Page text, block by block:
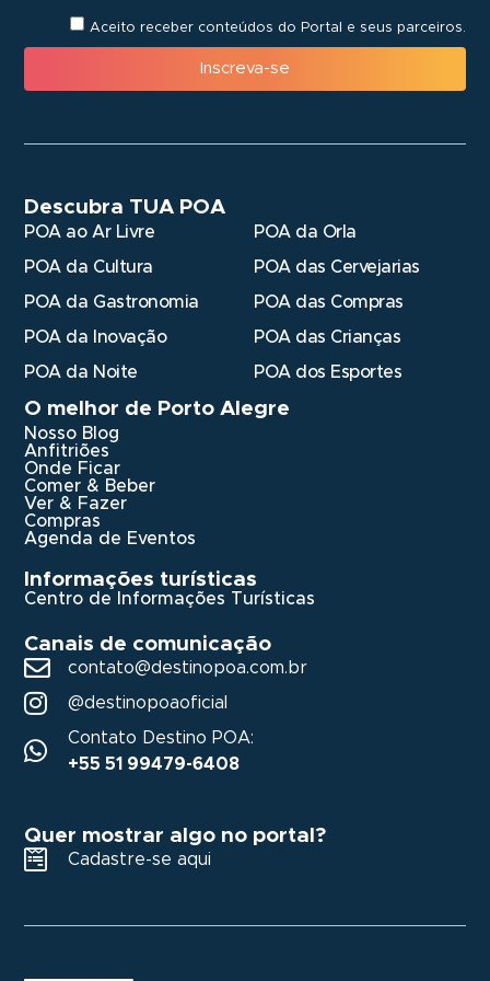
Aceito receber conteúdos do Portal e seus parceiros.
Inscreva-se
Descubra TUA POA
POA ao Ar Livre
POA da Cultura
POA da Gastronomia
POA da Inovação
POA da Noite
POA da Orla
POA das Cervejarias
POA das Compras
POA das Crianças
POA dos Esportes
O melhor de Porto Alegre
Nosso Blog
Anfitriões
Onde Ficar
Comer & Beber
Ver & Fazer
Compras
Agenda de Eventos
Informações turísticas
Centro de Informações Turísticas
Canais de comunicação
contato@destinopoa.com.br
@destinopoaoficial
Contato Destino POA:
+55 51 99479-6408
Quer mostrar algo no portal?
Cadastre-se aqui